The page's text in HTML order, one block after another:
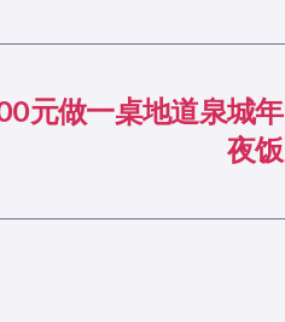
元做一桌地道泉城年
夜饭